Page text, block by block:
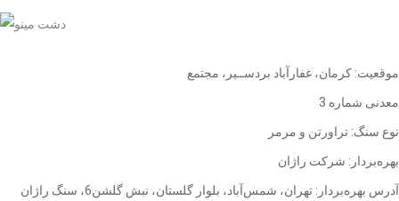
موقعيت: كرمان، غفارآباد بردســير، مجتمع
معدنی شماره 3
نوع سنگ: تراورتن و مرمر
بهرهبردار: شركت راژان
آدرس بهرهبردار: تهران، شمسآباد، بلوار گلستان، نبش گلشن6، سنگ راژان